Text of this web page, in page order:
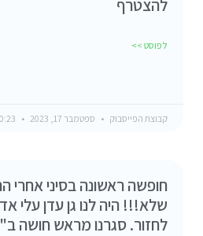
להצטרף
לפוסט >>
קבוצת הפייסבוק ספטמבר 17, 2023
חופשה ראשונה בסיני אחרי
שלא!!! היה לנו גן עדן עלי
לחזור. סגרנו מראש חושה